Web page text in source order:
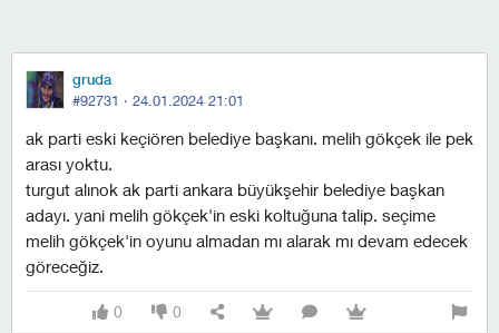
gruda
#92731 · 24.01.2024 21:01
ak parti eski keçiören belediye başkanı. melih gökçek ile pek
arası yoktu.
turgut alınok ak parti ankara büyükşehir belediye başkan
adayı. yani melih gökçek'in eski koltuğuna talip. seçime
melih gökçek'in oyunu almadan mı alarak mı devam edecek
göreceğiz.
0 0